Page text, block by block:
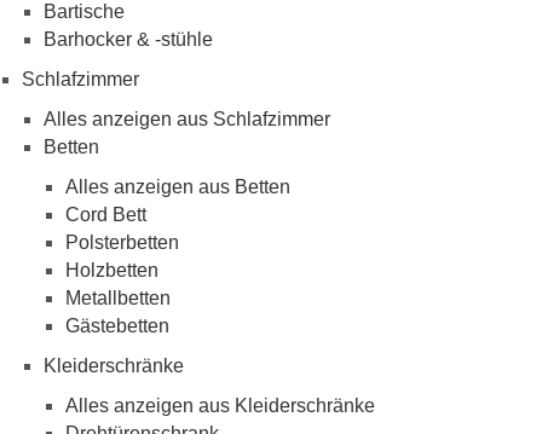
Bartische
Barhocker & -stühle
Schlafzimmer
Alles anzeigen aus Schlafzimmer
Betten
Alles anzeigen aus Betten
Cord Bett
Polsterbetten
Holzbetten
Metallbetten
Gästebetten
Kleiderschränke
Alles anzeigen aus Kleiderschränke